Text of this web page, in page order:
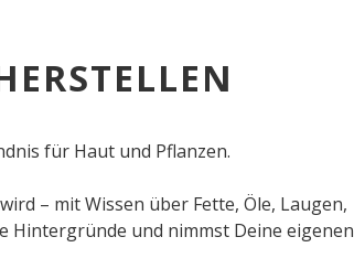
für Haut und Pflanzen.
– mit Wissen über Fette, Öle, Laugen,
Hintergründe und nimmst Deine eigenen